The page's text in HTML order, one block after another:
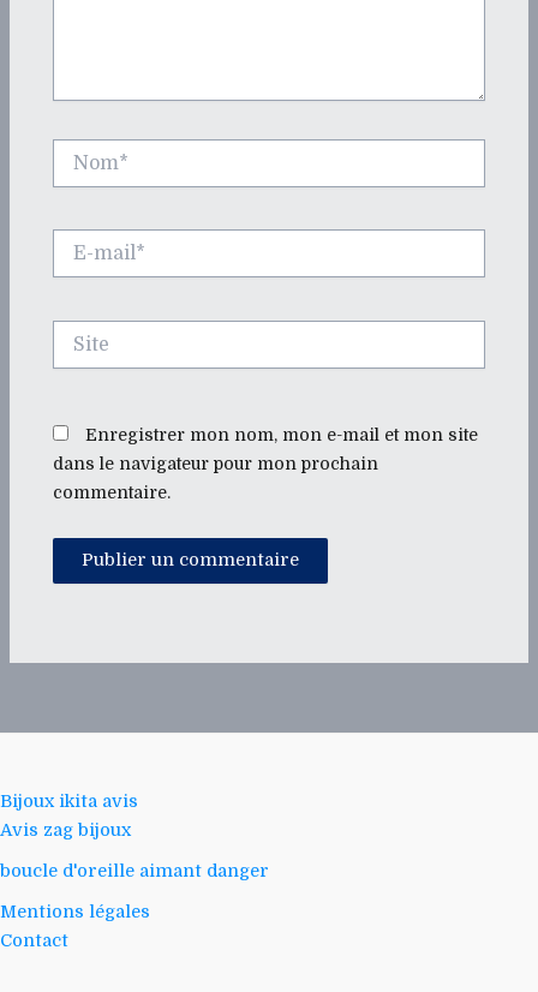
mail*
Enregistrer mon nom, mon e-mail et mon site
dans le navigateur pour mon prochain
commentaire.
Bijoux ikita avis
Avis zag bijoux
boucle d'oreille aimant danger
Mentions légales
Contact